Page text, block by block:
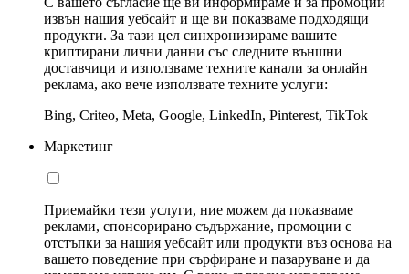
извън нашия уебсайт и ще ви показваме подходящи
продукти. За тази цел синхронизираме вашите
криптирани лични данни със следните външни
доставчици и използваме техните канали за онлайн
реклама, ако вече използвате техните услуги:
Bing, Criteo, Meta, Google, LinkedIn, Pinterest, TikTok
Маркетинг
Приемайки тези услуги, ние можем да показваме
реклами, спонсорирано съдържание, промоции с
отстъпки за нашия уебсайт или продукти въз основа на
вашето поведение при сърфиране и пазаруване и да